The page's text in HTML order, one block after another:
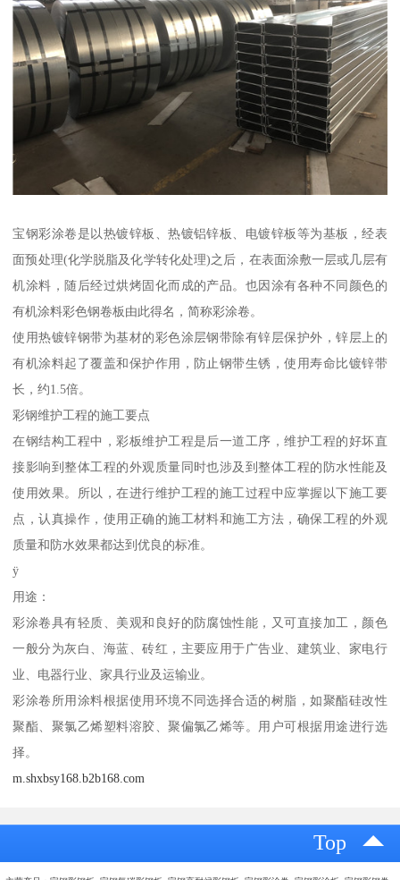
宝钢彩涂卷是以热镀锌板、热镀铝锌板、电镀锌板等为基板，经表
面预处理(化学脱脂及化学转化处理)之后，在表面涂敷一层或几层有
机涂料，随后经过烘烤固化而成的产品。也因涂有各种不同颜色的
有机涂料彩色钢卷板由此得名，简称彩涂卷。
使用热镀锌钢带为基材的彩色涂层钢带除有锌层保护外，锌层上的
有机涂料起了覆盖和保护作用，防止钢带生锈，使用寿命比镀锌带
长，约1.5倍。
彩钢维护工程的施工要点
在钢结构工程中，彩板维护工程是后一道工序，维护工程的好坏直
接影响到整体工程的外观质量同时也涉及到整体工程的防水性能及
使用效果。所以，在进行维护工程的施工过程中应掌握以下施工要
点，认真操作，使用正确的施工材料和施工方法，确保工程的外观
质量和防水效果都达到优良的标准。
ÿ
用途：
彩涂卷具有轻质、美观和良好的防腐蚀性能，又可直接加工，颜色
一般分为灰白、海蓝、砖红，主要应用于广告业、建筑业、家电行
业、电器行业、家具行业及运输业。
彩涂卷所用涂料根据使用环境不同选择合适的树脂，如聚酯硅改性
聚酯、聚氯乙烯塑料溶胶、聚偏氯乙烯等。用户可根据用途进行选
择。
m.shxbsy168.b2b168.com
Top